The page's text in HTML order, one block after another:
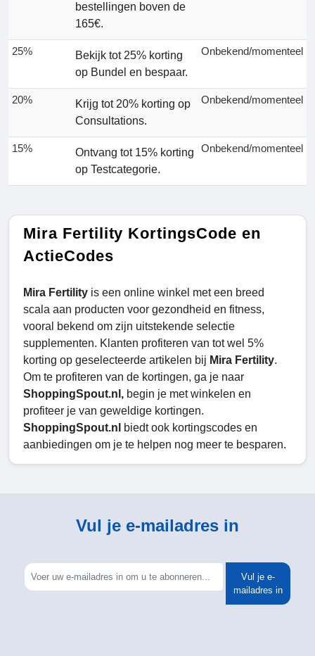
bestellingen boven de
165€.
25%
Bekijk tot 25% korting
op Bundel en bespaar.
Onbekend/momenteel
20%
Krijg tot 20% korting op
Consultations.
Onbekend/momenteel
15%
Ontvang tot 15% korting
op Testcategorie.
Onbekend/momenteel
Mira Fertility KortingsCode en
ActieCodes
Mira Fertility is een online winkel met een breed
scala aan producten voor gezondheid en fitness,
vooral bekend om zijn uitstekende selectie
supplementen. Klanten profiteren van tot wel 5%
korting op geselecteerde artikelen bij Mira Fertility.
Om te profiteren van de kortingen, ga je naar
ShoppingSpout.nl, begin je met winkelen en
profiteer je van geweldige kortingen.
ShoppingSpout.nl
biedt ook kortingscodes en
aanbiedingen om je te helpen nog meer te besparen.
Vul je e-mailadres in
Vul je e-
mailadres in